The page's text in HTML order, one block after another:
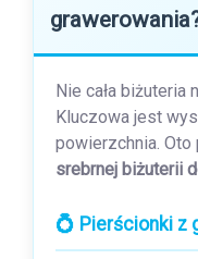
Nie cała biżuteria
Kluczowa jest
powierzchnia. Oto
srebrnej biżuterii
💍 Pierścionki z